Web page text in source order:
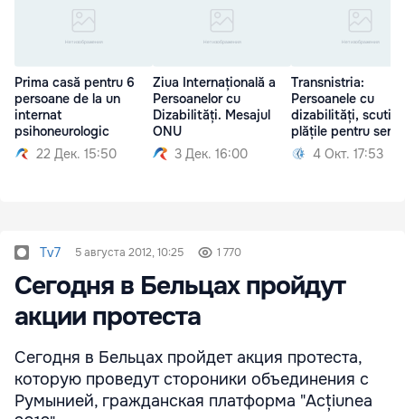
Prima casă pentru 6
persoane de la un
internat
psihoneurologic
22 Дек. 15:50
Ziua Internațională a
Persoanelor cu
Dizabilități. Mesajul
ONU
3 Дек. 16:00
Transnistria:
Persoanele cu
dizabilități,
plățile pentru
4 Окт. 17:53
Tv7 5 августа 2012, 10:25 1 770
Сегодня в Бельцах пройдут
акции протеста
Сегодня в Бельцах пройдет акция протеста,
которую проведут стороники объединения с
Румынией, гражданская платформа "Acțiunea